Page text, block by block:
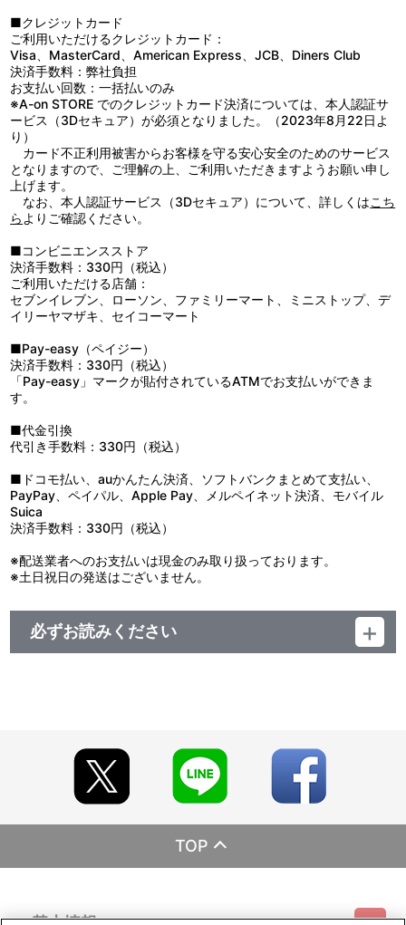
・第3部：遠藤 綾（シェリル・ノーム）／中島 愛（ランカ・リー）
／小西克幸（オズマ・リー）／保志総一朗（ブレラ・スターン）
・第4部：遠藤 綾（シェリル・ノーム）／中島 愛（ランカ・リー）
／中村悠一（早乙女アルト）／河森正治（監督）
他、仕様
江端里沙＆天神英貴描き下ろしスリーブケース
ロンティア船団に襲いかかる。
ト：天神英貴／CGIシニアディレクター：八木下浩史／総作画監
督：丸藤広貴、江端里沙、村田峻治、高岡じゅんいち、篠原健二／
作画監督：高橋裕一、小峰正頼、川島 尚、入江 篤、Seo Kyung
Rock、大塚八愛／絵コンテ：河森正治、三浦和也、後藤圭二、竹内
敦志、阿保孝雄、大川原保豪、山本裕介、平田智浩、佐藤英一／色
彩設計：中山久美子／美術監督：吉原俊一郎／撮影監督：植田真
樹、笹倉逸郎／音楽：菅野よう子／音響監督：三間雅文／制作：サ
テライト／製作：ビックウエスト、劇場版マクロスＦ製作委員会
子／レオン・三島：杉田智和 他
■クレジットカード
ご利用いただけるクレジットカード：
Visa、MasterCard、American Express、JCB、Diners Club
決済手数料：弊社負担
お支払い回数：一括払いのみ
※A-on STORE でのクレジットカード決済については、本人認証サ
ービス（3Dセキュア）が必須となりました。（2023年8月22日よ
り）
カード不正利用被害からお客様を守る安心安全のためのサービス
となりますので、ご理解の上、ご利用いただきますようお願い申し
上げます。
なお、本人認証サービス（3Dセキュア）について、詳しくはこち
ら よりご確認ください。
■コンビニエンスストア
決済手数料：330円（税込）
ご利用いただける店舗：
セブンイレブン、ローソン、ファミリーマート、ミニストップ、デ
イリーヤマザキ、セイコーマート
■Pay-easy（ペイジー）
決済手数料：330円（税込）
「Pay-easy」マークが貼付されているATMでお支払いができま
す。
■代金引換
代引き手数料：330円（税込）
■ドコモ払い、auかんたん決済、ソフトバンクまとめて支払い、
PayPay、ペイパル、Apple Pay、メルペイネット決済、モバイル
Suica
決済手数料：330円（税込）
※配送業者へのお支払いは現金のみ取り扱っております。
※土日祝日の発送はございません。
必ずお読みください
TOP